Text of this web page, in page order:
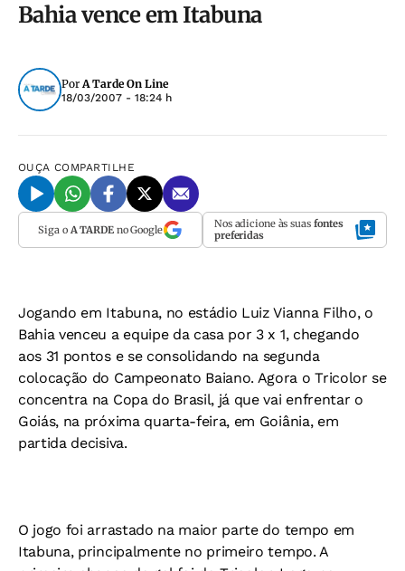
Bahia vence em Itabuna
PorA Tarde On Line
18/03/2007 - 18:24 h
OUÇA COMPARTILHE
Siga o A TARDEno Google Nos adicione às suas fontes
preferidas
Jogando em Itabuna, no estádio Luiz Vianna Filho, o
Bahia venceu a equipe da casa por 3 x 1, chegando
aos 31 pontos e se consolidando na segunda
colocação do Campeonato Baiano. Agora o Tricolor se
concentra na Copa do Brasil, já que vai enfrentar o
Goiás, na próxima quarta-feira, em Goiânia, em
partida decisiva.
O jogo foi arrastado na maior parte do tempo em
Itabuna, principalmente no primeiro tempo. A